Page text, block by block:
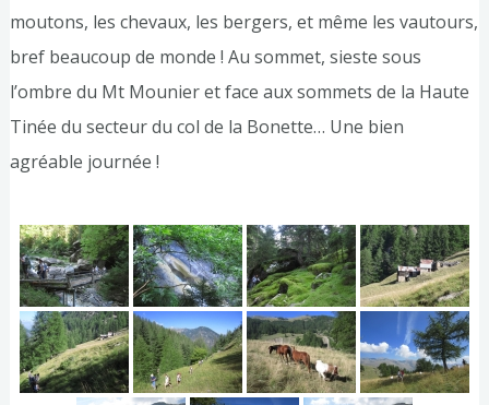
moutons, les chevaux, les bergers, et même les vautours,
bref beaucoup de monde ! Au sommet, sieste sous
l’ombre du Mt Mounier et face aux sommets de la Haute
Tinée du secteur du col de la Bonette… Une bien
agréable journée !